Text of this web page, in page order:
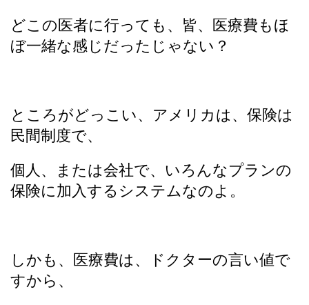
どこの医者に行っても、皆、医療費もほ
ぼ一緒な感じだったじゃない？
ところがどっこい、アメリカは、保険は
民間制度で、
個人、または会社で、いろんなプランの
保険に加入するシステムなのよ。
しかも、医療費は、ドクターの言い値で
すから、